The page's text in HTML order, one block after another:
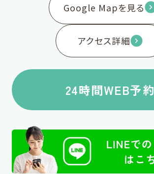
Google Mapを見る
アクセス詳細
24時間WEB予約